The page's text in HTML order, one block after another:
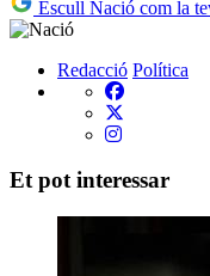
Escull Nació com la
Redacció Política
Et pot interessar